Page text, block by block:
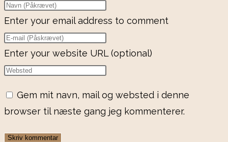
Enter your email address to comment
Enter your website URL (optional)
Gem mit navn, mail og websted i denne
browser til næste gang jeg kommenterer.